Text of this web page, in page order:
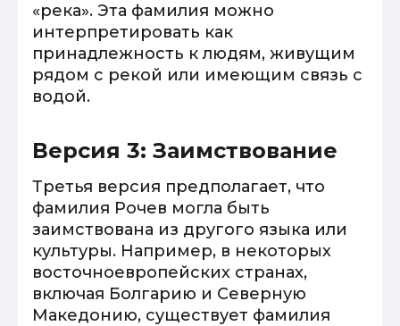
«река». Эта фамилия можно
интерпретировать как
принадлежность к людям, живущим
рядом с рекой или имеющим связь с
водой.
Версия 3: Заимствование
Третья версия предполагает, что
фамилия Рочев могла быть
заимствована из другого языка или
культуры. Например, в некоторых
восточноевропейских странах,
включая Болгарию и Северную
Македонию, существует фамилия